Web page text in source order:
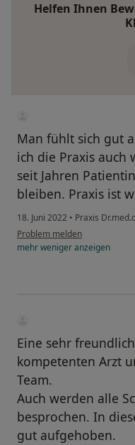
Helfen Ihnen
Man fühlt sich gut
ich die Praxis auch
seit Jahren
bleiben. Praxis ist
18. Juni 2022 • Praxis
Problem melden
mehrwenigeranzeigen
Eine sehr
kompetenten Arzt
Team.
Auch werden alle
besprochen. In
gut aufgehoben.